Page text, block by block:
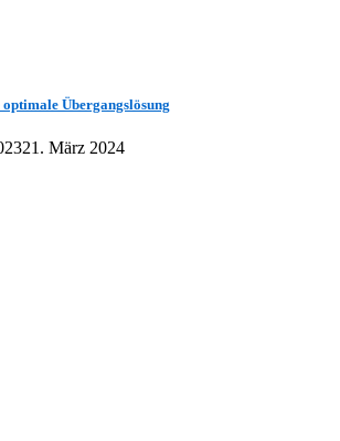
Übergangslösung
21. März 2024